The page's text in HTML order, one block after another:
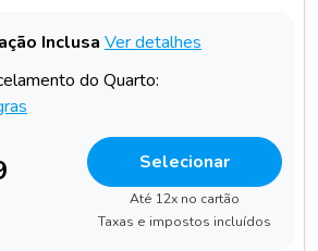
Inclusa Ver detalhes
do Quarto:
Selecionar
Até 12x no cartão
Taxas e impostos incluídos